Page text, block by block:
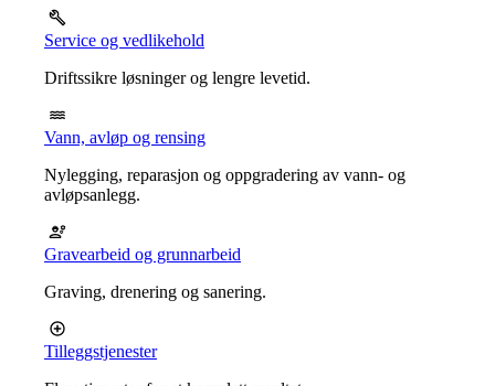
Service og vedlikehold
Driftssikre løsninger og lengre levetid.
Vann, avløp og rensing
Nylegging, reparasjon og oppgradering av vann- og
avløpsanlegg.
Gravearbeid og grunnarbeid
Graving, drenering og sanering.
Tilleggstjenester